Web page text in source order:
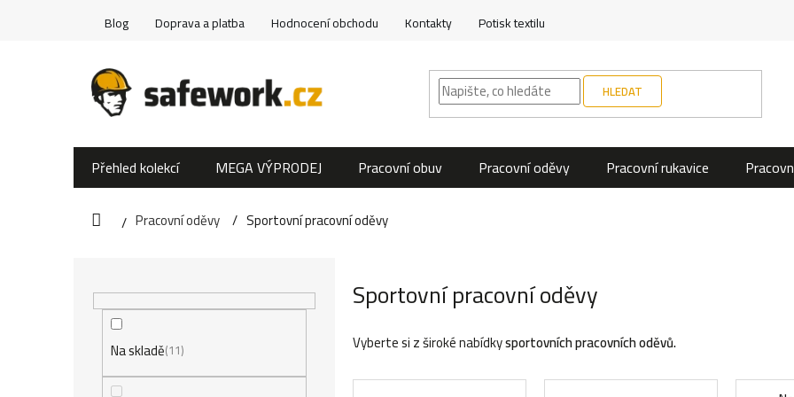
Blog Doprava a platba Hodnocení obchodu Kontakty Potisk textilu
HLEDAT
Přehled kolekcí MEGA VÝPRODEJ Pracovní obuv Pracovní oděvy Pracovní rukavice
DomůPracovní oděvy Sportovní pracovní oděvy
Na skladě 11
Sportovní pracovní oděvy
Vyberte si z široké nabídkysportovníchpracovních oděvů.